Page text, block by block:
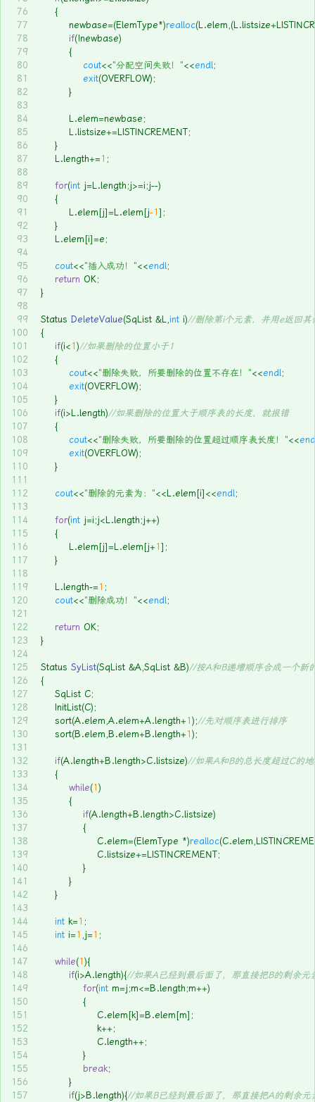
76
77
78
79
80
81
82
83
84
85
86
87
88
89
90
91
92
93
94
95
96
97
98
99
100
101
102
103
104
105
106
107
108
109
110
111
112
113
114
115
116
117
118
119
120
121
122
123
124
125
126
127
128
129
130
131
132
133
134
135
136
137
138
139
140
141
142
143
144
145
146
147
148
149
150
151
152
153
154
155
156
157
	{
		newbase=(ElemType*)
realloc
if(!newbase)
		{
cout<<"分配空间失败！"<<endl;
exit(OVERFLOW);
		}
		L.elem=newbase;
		L.listsize+=LISTINCREMENT;
	}
	L.length+=
1 ;
for(int j=L.length;j>=i;j--)
	{
		L.elem[j]=L.elem[j
-1];
	}
	L.elem[i]=e;
cout<<"插入成功！"<<endl;
return OK;
}
Status DeleteValue(SqList &L,int i)//删除第i个元素，并用e返回其
{
if(i< 1)//如果删除的位置小于1
	{
cout<<"删除失败，所要删除的位置不存在！"<<endl;
exit(OVERFLOW);
	}
if(i>L.length)//如果删除的位置大于顺序表的长度，就报错
	{
cout<<"删除失败，所要删除的位置超过顺序表长度！"<<
exit(OVERFLOW);
	}
cout<<"删除的元素为："<<L.elem[i]<<endl;
for(int j=i;j<L.length;j++)
	{
		L.elem[j]=L.elem[j+
1];
	}
	L.length-=
1 ;
cout<<"删除成功！"<<endl;
return OK;
}
Status SyList(SqList &A,SqList &B)//按A和B递增顺序合成一个新
{
	SqList C;
	InitList(C);
	sort(A.elem,A.elem+A.length+
1);//先对顺序表进行排序
	sort(B.elem,B.elem+B.length+
1);
if(A.length+B.length>C.listsize)//如果A和B的总长度超过C的
	{
while(1)
		{
if(A.length+B.length>C.listsize)
			{
				C.elem=(ElemType *)
realloc
				C.listsize+=LISTINCREMENT;
			}
		}
	}
int k= 1 ;
int i= 1 ,j= 1 ;
while(1){
if(i>A.length){//如果A已经到最后面了，那直接把B的剩余元
for(int m=j;m<=B.length;m++)
			{
				C.elem[k]=B.elem[m];
				k++;
				C.length++;
			}
break;
		}
if(j>B.length){//如果B已经到最后面了，那直接把A的剩余元